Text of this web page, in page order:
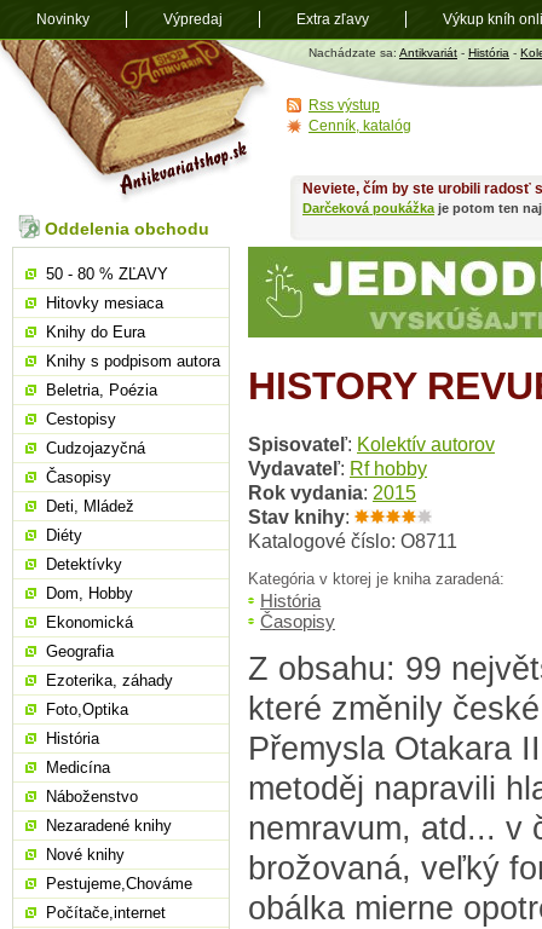
Antikvariát
shop.sk
Nachádzate sa: Antikvariát - História -
HISTORY
Spisovateľ: Kolektív autorov
Vydavateľ: Rf hobby
Rok vydania: 2015
Stav knihy:
Katalogové číslo: O8711
Kategória v ktorej je kniha zaradená:
História
Časopisy
Z obsahu: 99
které změnily
Přemysla Otakara
metoděj napravili
nemravum, atd... v
brožovaná, veľký
obálka mierne
Neviete, čím by ste urobili radosť
Darčeková poukážka je potom ten
Oddelenia obchodu
50 - 80 % ZĽAVY
Hitovky mesiaca
Knihy do Eura
Knihy s podpisom autora
Beletria, Poézia
Cestopisy
Cudzojazyčná
Časopisy
Deti, Mládež
Diéty
Detektívky
Dom, Hobby
Ekonomická
Geografia
Ezoterika, záhady
Foto,Optika
História
Medicína
Náboženstvo
Nezaradené knihy
Nové knihy
Pestujeme,Chováme
Počítače,internet
Rss výstup
Cenník, katalóg
Novinky Výpredaj Extra zľavy Výkup kníh